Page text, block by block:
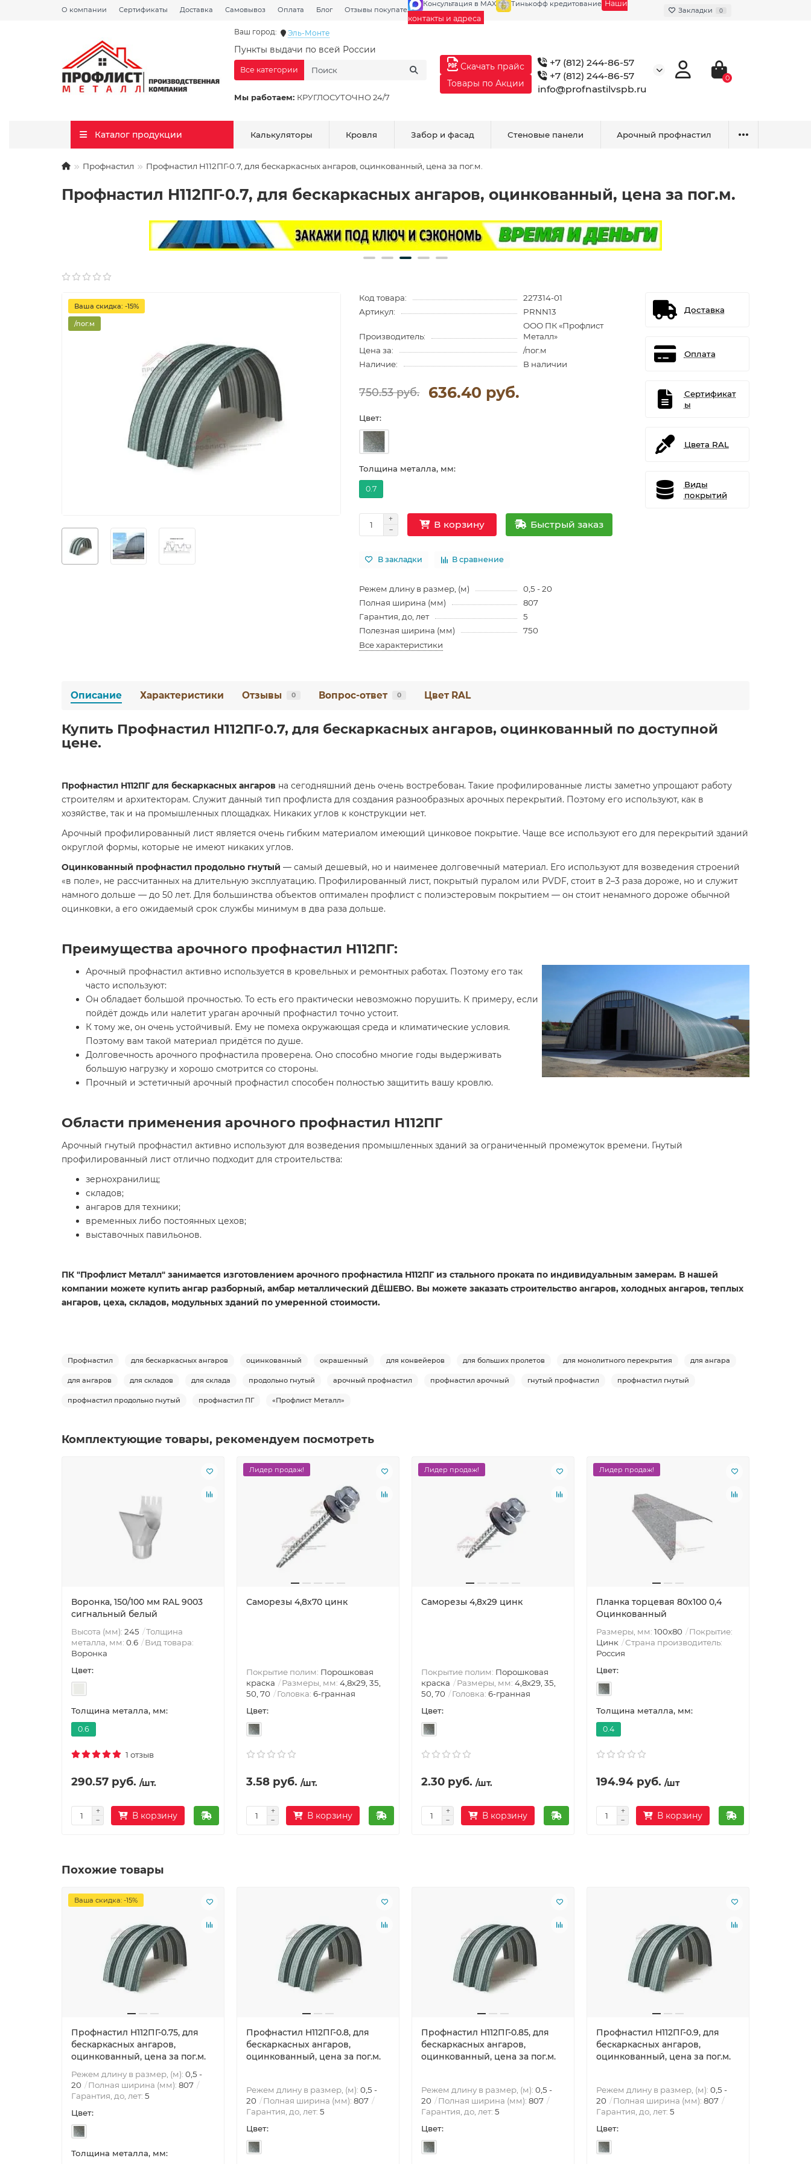
О компании Сертификаты Доставка Самовывоз Оплата Блог Отзывы покупателей Галерея
Консультация в MAX Тинькофф кредитование Наши
контакты и адреса
Закладки 0
Ваш город: Эль-Монте
Пункты выдачи по всей России
Мы работаем: КРУГЛОСУТОЧНО 24/7
Все категории
Скачать прайс
Товары по Акции
+7 (812) 244-86-57
+7 (812) 244-86-57
info@profnastilvspb.ru
0
Каталог продукции Калькуляторы Кровля Забор и фасад Стеновые панели Арочный профнастил
Профнастил Профнастил H112ПГ-0.7, для бескаркасных ангаров, оцинкованный, цена за пог.м.
Профнастил H112ПГ-0.7, для бескаркасных ангаров, оцинкованный, цена за пог.м.
Ваша скидка: -15%
/пог.м
Код товара:
227314-01
Артикул:
PRNN13
Производитель:
ООО ПК «Профлист
Металл»
Цена за:
/пог.м
Наличие:
В наличии
750.53 руб. 636.40 руб.
Цвет:
Толщина металла, мм:
0.7
В корзину Быстрый заказ
В закладки В сравнение
Режем длину в размер, (м)
0,5 - 20
Полная ширина (мм)
807
Гарантия, до, лет
5
Полезная ширина (мм)
750
Все характеристики
Доставка
Оплата
Сертификат
ы
Цвета RAL
Виды
покрытий
Описание Характеристики Отзывы 0 Вопрос-ответ 0 Цвет RAL
Купить Профнастил H112ПГ-0.7, для бескаркасных ангаров, оцинкованный по доступной
цене.
Профнастил Н112ПГ для бескаркасных ангаров на сегодняшний день очень востребован. Такие профилированные листы заметно упрощают работу
строителям и архитекторам. Служит данный тип профлиста для создания разнообразных арочных перекрытий. Поэтому его используют, как в
хозяйстве, так и на промышленных площадках. Никаких углов к конструкции нет.
Арочный профилированный лист является очень гибким материалом имеющий цинковое покрытие. Чаще все используют его для перекрытий зданий
округлой формы, которые не имеют никаких углов.
Оцинкованный профнастил продольно гнутый — самый дешевый, но и наименее долговечный материал. Его используют для возведения строений
«в поле», не рассчитанных на длительную эксплуатацию. Профилированный лист, покрытый пуралом или PVDF, стоит в 2–3 раза дороже, но и служит
намного дольше — до 50 лет. Для большинства объектов оптимален профлист с полиэстеровым покрытием — он стоит ненамного дороже обычной
оцинковки, а его ожидаемый срок службы минимум в два раза дольше.
Преимущества арочного профнастил Н112ПГ:
Арочный профнастил активно используется в кровельных и ремонтных работах. Поэтому его так
часто используют:
Он обладает большой прочностью. То есть его практически невозможно порушить. К примеру, если
пойдёт дождь или налетит ураган арочный профнастил точно устоит.
К тому же, он очень устойчивый. Ему не помеха окружающая среда и климатические условия.
Поэтому вам такой материал придётся по душе.
Долговечность арочного профнастила проверена. Оно способно многие годы выдерживать
большую нагрузку и хорошо смотрится со стороны.
Прочный и эстетичный арочный профнастил способен полностью защитить вашу кровлю.
Области применения арочного профнастил Н112ПГ
Арочный гнутый профнастил активно используют для возведения промышленных зданий за ограниченный промежуток времени. Гнутый
профилированный лист отлично подходит для строительства:
зернохранилищ;
складов;
ангаров для техники;
временных либо постоянных цехов;
выставочных павильонов.
ПК "Профлист Металл" занимается изготовлением арочного профнастила Н112ПГ из стального проката по индивидуальным замерам. В нашей
компании можете купить ангар разборный, амбар металлический ДЁШЕВО. Вы можете заказать строительство ангаров, холодных ангаров, теплых
ангаров, цеха, складов, модульных зданий по умеренной стоимости.
Профнастил для бескаркасных ангаров оцинкованный окрашенный для конвейеров для больших пролетов для монолитного перекрытия для ангара
для ангаров для складов для склада продольно гнутый арочный профнастил профнастил арочный гнутый профнастил профнастил гнутый
профнастил продольно гнутый профнастил ПГ «Профлист Металл»
Комплектующие товары, рекомендуем посмотреть
Воронка, 150/100 мм RAL 9003
сигнальный белый
Высота (мм): 245
Толщина
металла, мм: 0.6
Вид товара:
Воронка
Цвет:
Толщина металла, мм:
0.6
1 отзыв
290.57 руб. /шт.
В корзину
Лидер продаж!
Саморезы 4,8х70 цинк
Покрытие полим: Порошковая
краска
Размеры, мм: 4,8х29, 35,
50, 70
Головка: 6-гранная
Цвет:
3.58 руб. /шт.
В корзину
Лидер продаж!
Саморезы 4,8х29 цинк
Покрытие полим: Порошковая
краска
Размеры, мм: 4,8х29, 35,
50, 70
Головка: 6-гранная
Цвет:
2.30 руб. /шт.
В корзину
Лидер продаж!
Планка торцевая 80х100 0,4
Оцинкованный
Размеры, мм: 100х80
Покрытие:
Цинк
Страна производитель:
Россия
Цвет:
Толщина металла, мм:
0.4
194.94 руб. /шт
В корзину
Похожие товары
Ваша скидка: -15%
Профнастил H112ПГ-0.75, для
бескаркасных ангаров,
оцинкованный, цена за пог.м.
Режем длину в размер, (м): 0,5 -
20
Полная ширина (мм): 807
Гарантия, до, лет: 5
Цвет:
Толщина металла, мм:
Профнастил H112ПГ-0.8, для
бескаркасных ангаров,
оцинкованный, цена за пог.м.
Режем длину в размер, (м): 0,5 -
20
Полная ширина (мм): 807
Гарантия, до, лет: 5
Цвет:
Профнастил H112ПГ-0.85, для
бескаркасных ангаров,
оцинкованный, цена за пог.м.
Режем длину в размер, (м): 0,5 -
20
Полная ширина (мм): 807
Гарантия, до, лет: 5
Цвет:
Профнастил H112ПГ-0.9, для
бескаркасных ангаров,
оцинкованный, цена за пог.м.
Режем длину в размер, (м): 0,5 -
20
Полная ширина (мм): 807
Гарантия, до, лет: 5
Цвет: